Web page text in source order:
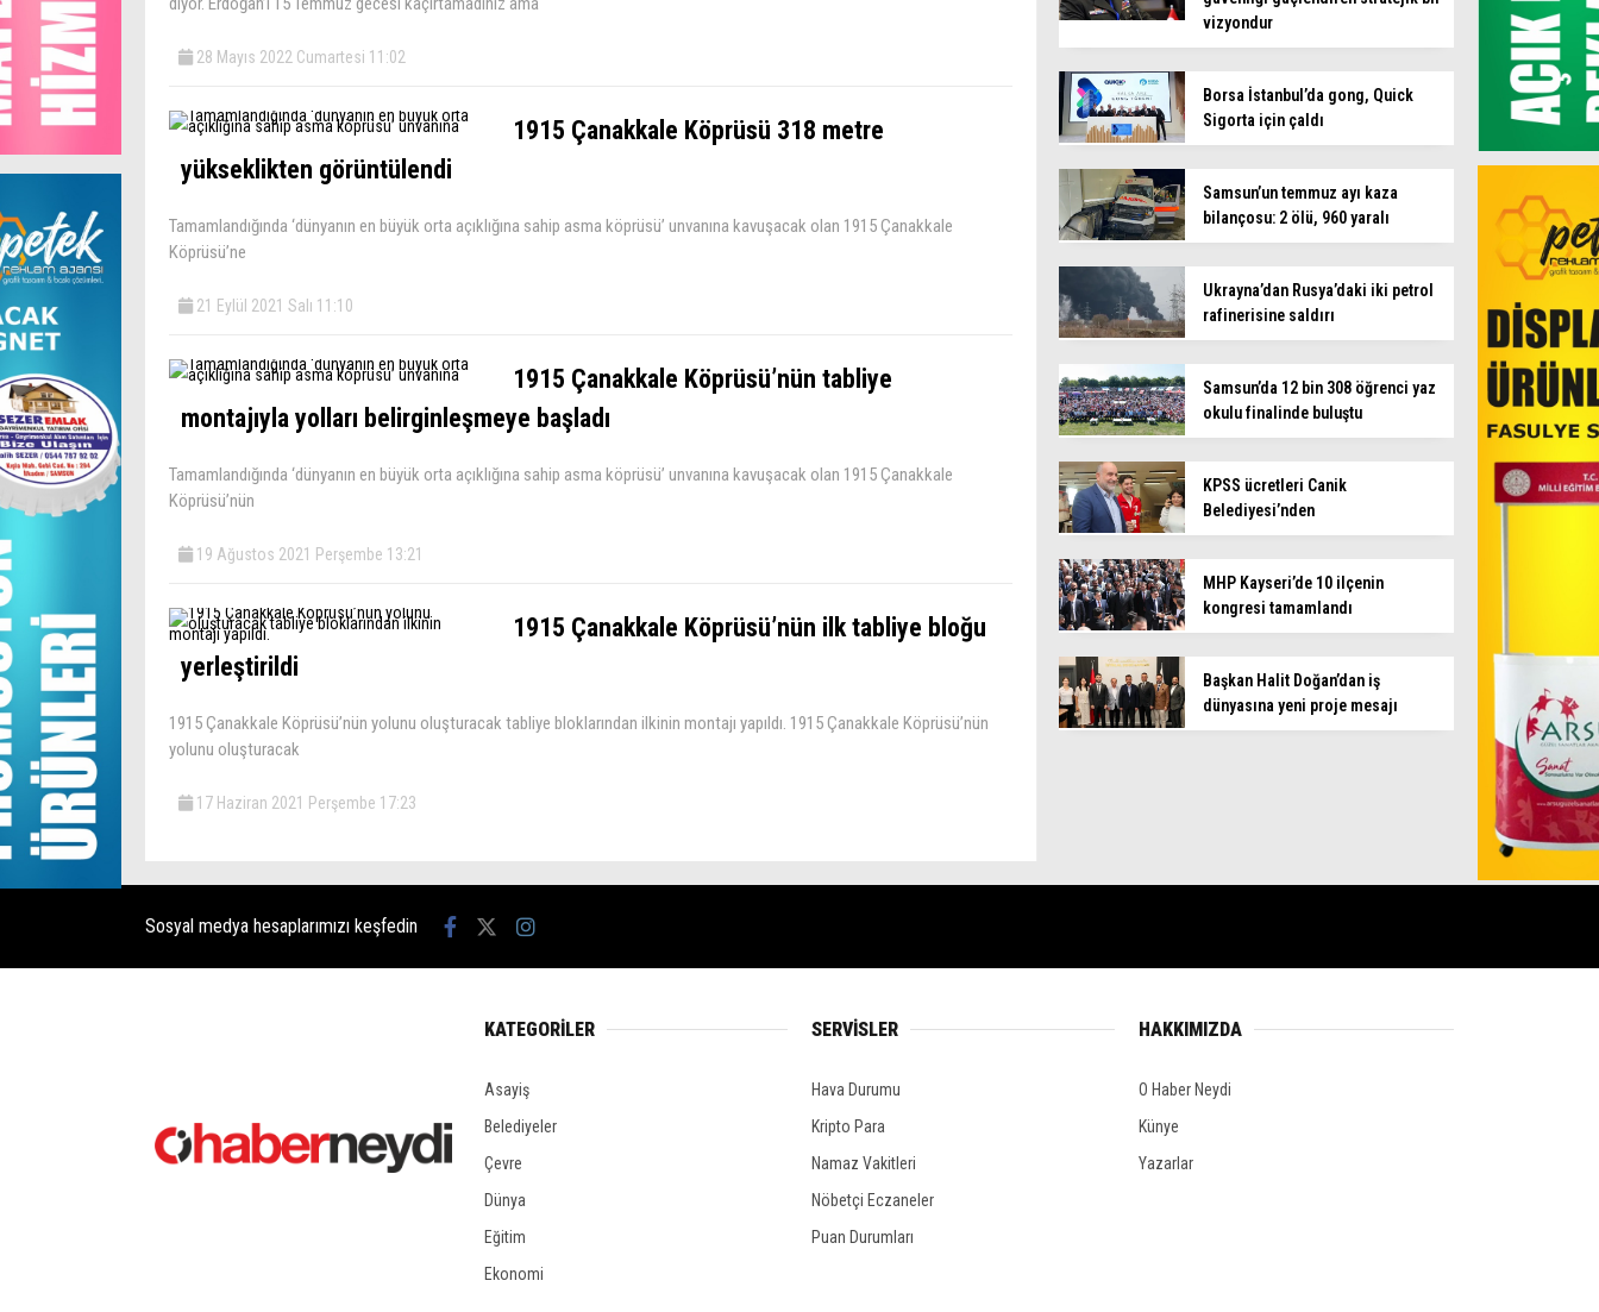
28 Mayıs 2022 Cumartesi 11:02
1915 Çanakkale Köprüsü 318 metre
yükseklikten görüntülendi
Tamamlandığında ‘dünyanın en büyük orta açıklığına sahip asma köprüsü’ unvanına kavuşacak olan 1915 Çanakkale
Köprüsü’ne
21 Eylül 2021 Salı 11:10
1915 Çanakkale Köprüsü’nün tabliye
montajıyla yolları belirginleşmeye başladı
Tamamlandığında ‘dünyanın en büyük orta açıklığına sahip asma köprüsü’ unvanına kavuşacak olan 1915 Çanakkale
Köprüsü’nün
19 Ağustos 2021 Perşembe 13:21
1915 Çanakkale Köprüsü’nün ilk tabliye bloğu
yerleştirildi
1915 Çanakkale Köprüsü’nün yolunu oluşturacak tabliye bloklarından ilkinin montajı yapıldı. 1915 Çanakkale Köprüsü’nün
yolunu oluşturacak
17 Haziran 2021 Perşembe 17:23
vizyondur
Borsa İstanbul’da gong, Quick
Sigorta için çaldı
Samsun’un temmuz ayı kaza
bilançosu: 2 ölü, 960 yaralı
Ukrayna’dan Rusya’daki iki petrol
rafinerisine saldırı
Samsun’da 12 bin 308 öğrenci yaz
okulu finalinde buluştu
KPSS ücretleri Canik
Belediyesi’nden
MHP Kayseri’de 10 ilçenin
kongresi tamamlandı
Başkan Halit Doğan’dan iş
dünyasına yeni proje mesajı
Sosyal medya hesaplarımızı keşfedin
KATEGORİLER
Asayiş
Belediyeler
Çevre
Dünya
Eğitim
Ekonomi
SERVİSLER
Hava Durumu
Kripto Para
Namaz Vakitleri
Nöbetçi Eczaneler
Puan Durumları
HAKKIMIZDA
O Haber Neydi
Künye
Yazarlar